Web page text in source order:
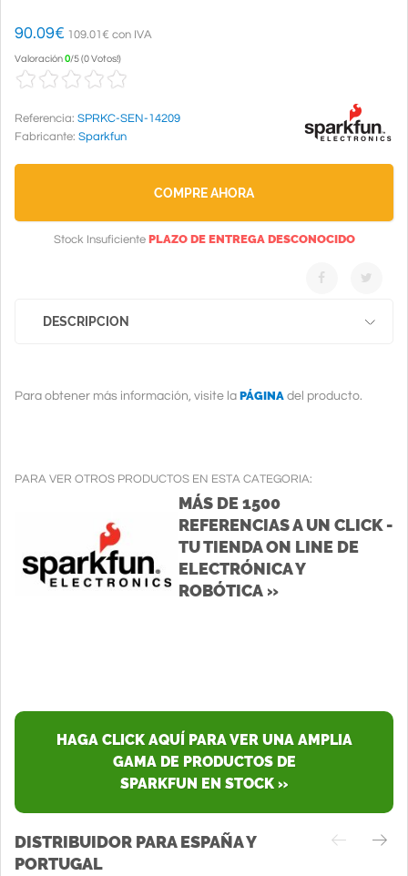
90.09€ 109.01€ con IVA
Valoración0/5(0 Votos!)
Referencia: SPRKC-SEN-14209
Fabricante: Sparkfun
COMPRE AHORA
Stock Insuficiente PLAZO DE ENTREGA DESCONOCIDO
DESCRIPCION
Para obtener más información, visite la PÁGINA del producto.
PARA VER OTROS PRODUCTOS EN ESTA CATEGORIA:
MÁS DE 1500
REFERENCIAS A UN CLICK -
TU TIENDA ON LINE DE
ELECTRÓNICA Y
ROBÓTICA »
HAGA CLICK AQUÍ PARA VER UNA AMPLIA
GAMA DE PRODUCTOS DE
SPARKFUN EN STOCK »
DISTRIBUIDOR PARA ESPAÑA Y
PORTUGAL